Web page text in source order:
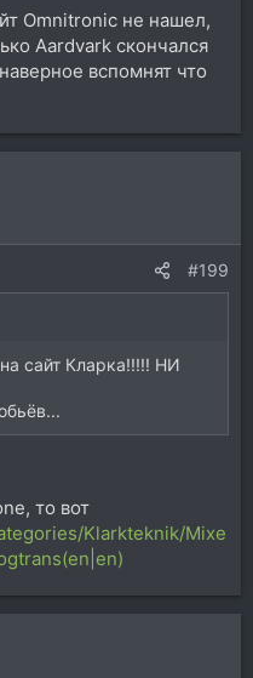
Omnitronic не нашел,
Aardvark скончался
вспомнят что
#199
сайт Кларка!!!!! НИ
то вот
Klarkteknik/Mixe